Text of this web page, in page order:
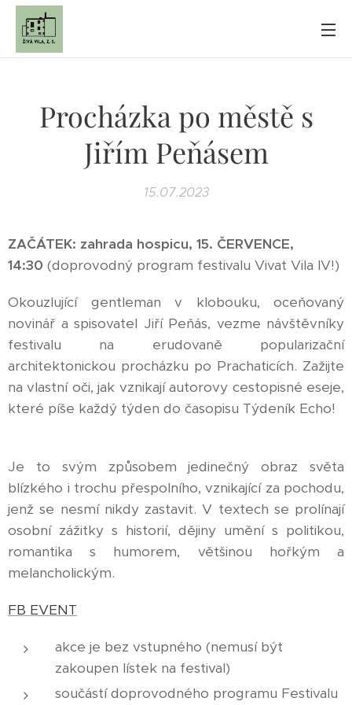
Procházka po městě s
Jiřím Peňásem
15.07.2023
ZAČÁTEK: zahrada hospicu, 15. ČERVENCE,
14:30 (doprovodný program festivalu Vivat Vila IV!)
Okouzlující gentleman v klobouku, oceňovaný
novinář a spisovatel Jiří Peňás, vezme návštěvníky
festivalu na erudovaně popularizační
architektonickou procházku po Prachaticích. Zažijte
na vlastní oči, jak vznikají autorovy cestopisné eseje,
které píše každý týden do časopisu Týdeník Echo!
Je to svým způsobem jedinečný obraz světa
blízkého i trochu přespolního, vznikající za pochodu,
jenž se nesmí nikdy zastavit. V textech se prolínají
osobní zážitky s historií, dějiny umění s politikou,
romantika s humorem, většinou hořkým a
melancholickým.
FB EVENT
akce je bez vstupného (nemusí být
zakoupen lístek na festival)
součástí doprovodného programu Festivalu